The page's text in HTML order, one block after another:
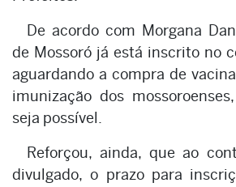
De acordo com Morgana
de Mossoró já está inscrito no
aguardando a compra de
imunização dos
seja possível.
Reforçou, ainda, que ao
divulgado, o prazo para